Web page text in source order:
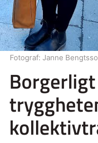
Fotograf: Janne